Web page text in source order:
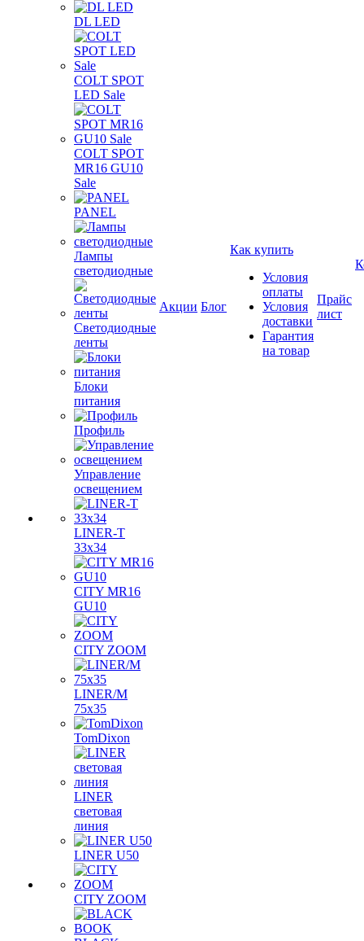
DL LED
COLT SPOT
LED Sale
COLT SPOT
MR16 GU10
Sale
PANEL
Лампы
светодиодные
Светодиодные
ленты
Блоки
питания
Профиль
Управление
освещением
LINER-T
33x34
CITY MR16
GU10
CITY ZOOM
LINER/M
75х35
TomDixon
LINER
световая
линия
LINER U50
CITY ZOOM
Акции Блог
Как купить
Условия
оплаты
Условия
доставки
Гарантия
на товар
Прайс
лист